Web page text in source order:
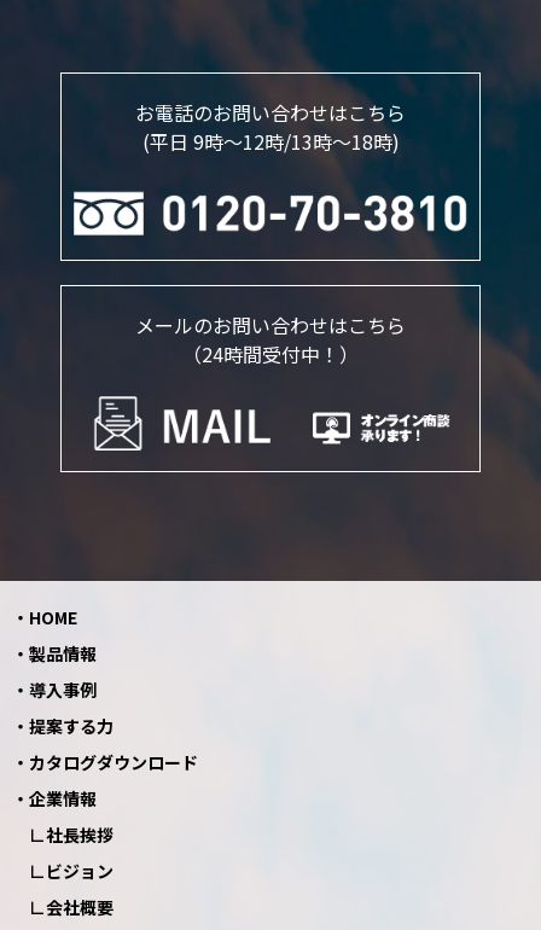
お電話のお問い合わせはこちら
(平日 9時～12時/13時〜18時)
メールのお問い合わせはこちら
（24時間受付中！）
HOME
製品情報
導入事例
提案する力
カタログダウンロード
企業情報
社長挨拶
ビジョン
会社概要